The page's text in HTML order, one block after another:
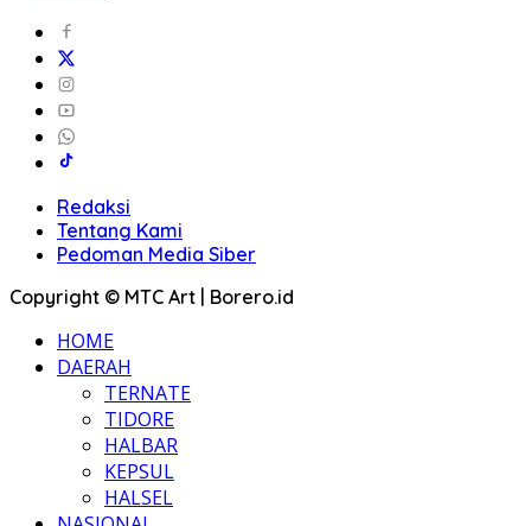
Redaksi
Tentang Kami
Pedoman Media Siber
Copyright © MTC Art | Borero.id
HOME
DAERAH
TERNATE
TIDORE
HALBAR
KEPSUL
HALSEL